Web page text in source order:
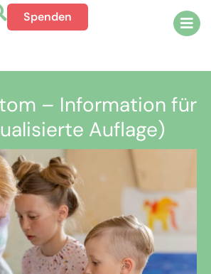
Spenden
– Information für
Auflage)